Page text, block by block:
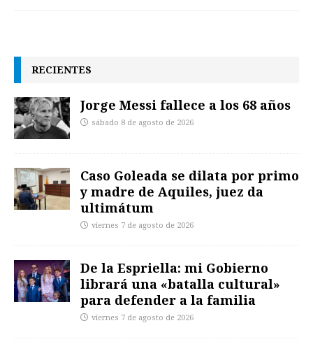
RECIENTES
Jorge Messi fallece a los 68 años
sábado 8 de agosto de 2026
Caso Goleada se dilata por primo
y madre de Aquiles, juez da
ultimátum
viernes 7 de agosto de 2026
De la Espriella: mi Gobierno
librará una «batalla cultural»
para defender a la familia
viernes 7 de agosto de 2026